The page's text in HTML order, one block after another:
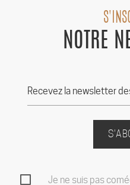
NOTRE
Je ne suis pas